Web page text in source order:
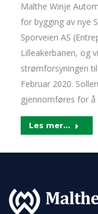
Malthe Winje
for bygging av nye
Sporveien AS
Lilleakerbanen, og
strømforsyningen
Februar 2020.
gjennomføres for
Les mer...